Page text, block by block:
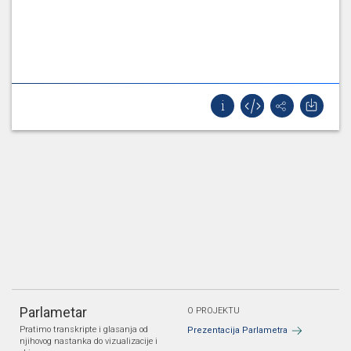
Parlametar
Pratimo transkripte i glasanja od
njihovog nastanka do vizualizacije i
O PROJEKTU
Prezentacija Parlametra